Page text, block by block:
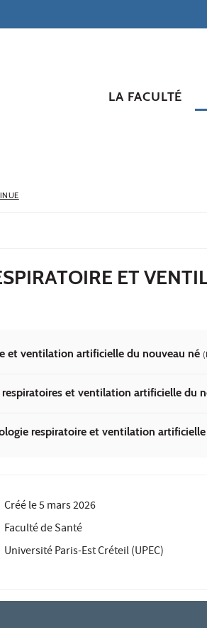
LA FACULTÉ
ET
et ventilation artificielle du nouveau né
et ventilation artificielle du
respiratoire et ventilation
Créé le5 mars 2026
Faculté de Santé
Université Paris-Est Créteil (UPEC)